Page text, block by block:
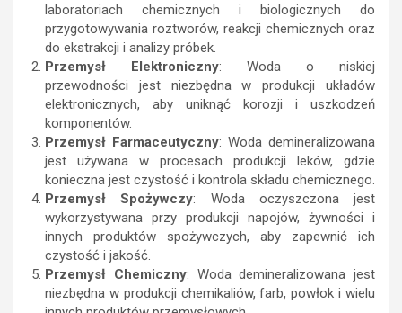
laboratoriach chemicznych i biologicznych do
przygotowywania roztworów, reakcji chemicznych oraz
do ekstrakcji i analizy próbek.
Przemysł Elektroniczny: Woda o niskiej
przewodności jest niezbędna w produkcji układów
elektronicznych, aby uniknąć korozji i uszkodzeń
komponentów.
Przemysł Farmaceutyczny: Woda demineralizowana
jest używana w procesach produkcji leków, gdzie
konieczna jest czystość i kontrola składu chemicznego.
Przemysł Spożywczy: Woda oczyszczona jest
wykorzystywana przy produkcji napojów, żywności i
innych produktów spożywczych, aby zapewnić ich
czystość i jakość.
Przemysł Chemiczny: Woda demineralizowana jest
niezbędna w produkcji chemikaliów, farb, powłok i wielu